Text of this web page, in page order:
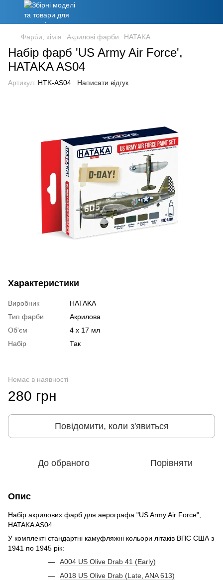
Фарби, хімія Акрилові фарби HATAKA
Набір фарб 'US Army Air Force',
HATAKA AS04
Артикул: HTK-AS04 Написати відгук
Характеристики
Виробник
HATAKA
Тип фарби
Акрилова
Об'єм
4 x 17 мл
Набір
Так
Немає в наявності
280 грн
Повідомити, коли з'явиться
До обраного Порівняти
Опис
Набір акрилових фарб для аерографа "US Army Air Force",
HATAKA AS04.
У комплекті стандартні камуфляжні кольори літаків ВПС США з
1941 по 1945 рік:
A004 US Olive Drab 41 (Early)
A018 US Olive Drab (Late, ANA 613)